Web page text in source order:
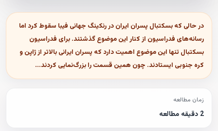
در حالی که بسکتبال پسران ایران در رنکینگ جهانی فیبا سقوط کرد اما
رسانه‌های فدراسیون از کنار این موضوع گذشتند. برای فدراسیون
بسکتبال تنها این موضوع اهمیت دارد که پسران ایرانی بالاتر از ژاپن و
کره جنوبی ایستادند. چون همین قسمت را بزرگ‌نمایی کردند...
زمان مطالعه
2 دقیقه مطالعه